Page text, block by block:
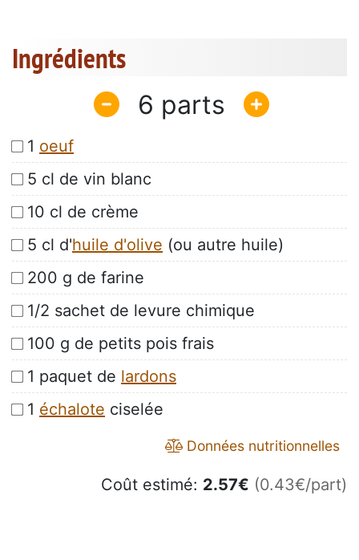
Ingrédients
6
1 oeuf
5 cl de vin blanc
10 cl de crème
5 cl d'huile d'olive (ou autre huile)
200 g de farine
1/2 sachet de levure chimique
100 g de petits pois frais
1 paquet de lardons
1 échalote ciselée
Données nutritionnelles
Coût estimé: 2.57€ (0.43€/part)